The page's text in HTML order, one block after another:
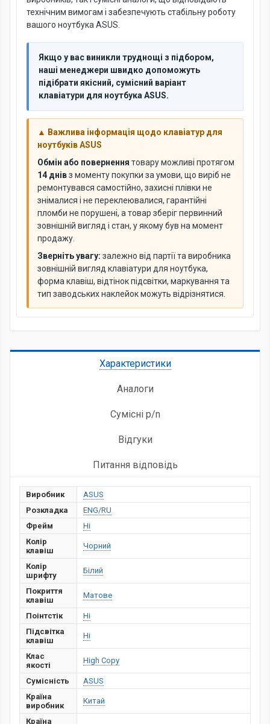
технічним вимогам і забезпечують стабільну роботу
вашого ноутбука ASUS.
Якщо у вас виникли труднощі з підбором,
наші менеджери швидко допоможуть
підібрати якісний, сумісний варіант
клавіатури для ноутбука ASUS.
▲ Важлива інформація щодо клавіатур для
ноутбуків ASUS
Обмін або повернення товару можливі протягом
14 днівз моменту покупки за умови, що виріб не
ремонтувався самостійно, захисні плівки не
знімалися і не переклеювалися, гарантійні
пломби не порушені, а товар зберіг первинний
зовнішній вигляд і стан, у якому був на момент
продажу.
Зверніть увагу: залежно від партії та виробника
зовнішній вигляд клавіатури для ноутбука,
форма клавіш, відтінок підсвітки, маркування та
тип заводських наклейок можуть відрізнятися.
Характеристики
Аналоги
Сумісні p/n
Відгуки
Питання відповідь
Виробник
ASUS
Розкладка
ENG/RU
Фрейм
Ні
Колір
клавіш
Чорний
Колір
шрифту
Білий
Покриття
клавіш
Матове
Поінтстік
Ні
Підсвітка
клавіш
Ні
Клас
якості
High Copy
Сумісність
ASUS
Країна
виробник
Китай
Країна